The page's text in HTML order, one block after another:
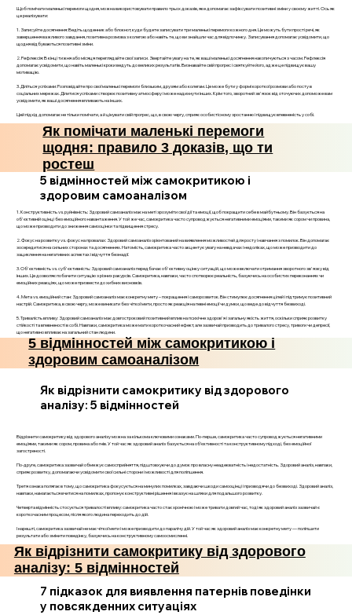
Щоб помічати маленькі перемоги щодня, можна використовувати правило трьох доказів, яке допомагає зафіксувати позитивні зміни у своєму житті. Ось як
це реалізувати:
1. Записуйте досягнення: Ведіть щоденник або блокнот, куди будете записувати три маленькі перемоги кожного дня. Це можуть бути прості речі, як
завершення важливого завдання, позитивна розмова з колегою або навіть те, що ви знайшли час для відпочинку. Записування допомагає усвідомити, що
щодня відбуваються позитивні зміни.
2. Рефлексія: В кінці тижня або місяця переглядайте свої записи. Звертайте увагу на те, як ваші маленькі досягнення накопичуються з часом. Рефлексія
допомагає усвідомити, що навіть маленькі кроки ведуть до великих результатів. Визнавайте свій прогрес і святкуйте його, адже це підвищує вашу
мотивацію.
3. Діліться успіхами: Розповідайте про свої маленькі перемоги близьким, друзям або колегам. Це може бути у формі короткої розмови або посту в
соціальних мережах. Ділитися успіхами створює позитивну атмосферу і може надихнути інших. Крім того, зворотний зв'язок від оточуючих допоможе вам
усвідомити, як ваші досягнення впливають на інших.
Цей підхід допомагає не тільки помічати, а й цінувати свій прогрес, що, в свою чергу, сприяє особистісному зростанню і підвищує впевненість у собі.
Як помічати маленькі перемоги
щодня: правило 3 доказів, що ти
ростеш
5 відмінностей між самокритикою і
здоровим самоаналізом
1. Конструктивність vs. руйнівність: Здоровий самоаналіз має на меті зрозуміти свої дії та емоції, щоб покращити себе в майбутньому. Він базується на
об'єктивній оцінці без емоційного навантаження. У той же час, самокритика часто супроводжується негативними емоціями, такими як сором чи провина,
що може призводити до зниження самооцінки та підвищення стресу.
2. Фокус на розвитку vs. фокус на провалах: Здоровий самоаналіз орієнтований на виявлення можливостей для росту і навчання з помилок. Він допомагає
зосередитися на сильних сторонах та досягненнях. Натомість, самокритика часто акцентує увагу на невдачах і недоліках, що може призводити до
зациклення на негативних аспектах і відчуття безнадії.
3. Об'єктивність vs. суб'єктивність: Здоровий самоаналіз передбачає об'єктивну оцінку ситуацій, що може включати отримання зворотного зв'язку від
інших. Це дозволяє побачити ситуацію з різних ракурсів. Самокритика, навпаки, часто спотворює реальність, базуючись на особистих переконаннях чи
емоційних реакціях, що може призвести до хибних висновків.
4. Мета vs. емоційний стан: Здоровий самоаналіз має конкретну мету – покращення і саморозвиток. Він стимулює досягнення цілей і підтримує позитивний
настрій. Самокритика, в свою чергу, може виникати без чіткої мети, просто як реакція на певні емоції чи думки, що веде до відчуття безвиході.
5. Тривалість впливу: Здоровий самоаналіз має довгостроковий позитивний вплив на психічне здоров'я і загальну якість життя, оскільки сприяє розвитку
стійкості та впевненості в собі. Навпаки, самокритика може мати короткочасний ефект, але зазвичай призводить до тривалого стресу, тривоги чи депресії,
що негативно впливає на загальний стан людини.
5 відмінностей між самокритикою і
здоровим самоаналізом
Як відрізнити самокритику від здорового
аналізу: 5 відмінностей
Відрізнити самокритику від здорового аналізу можна за кількома ключовими ознаками. По-перше, самокритика часто супроводжується негативними
емоціями, такими як сором, провина або гнів. У той час як здоровий аналіз базується на об’єктивності та конструктивному підході, без емоційної
загостреності.
По-друге, самокритика зазвичай обмежує самосприйняття, підштовхуючи до думок про власну неадекватність і недостатність. Здоровий аналіз, навпаки,
сприяє розвитку, допомагаючи усвідомити свої сильні сторони і можливості для поліпшення.
Третя ознака полягає в тому, що самокритика фокусується на минулих помилках, завдаючи шкоди самооцінці і призводячи до безвиході. Здоровий аналіз,
навпаки, намагається вчитися на помилках, пропонує конструктивні рішення і вказує на шляхи для подальшого розвитку.
Четверта відмінність стосується тривалості впливу: самокритика часто стає хронічною і може тривати довгий час, тоді як здоровий аналіз зазвичай є
короткочасним процесом, після якого людина переходить до дій.
І нарешті, самокритика зазвичай не має чіткої мети і може призводити до паралічу дій. У той час як здоровий аналіз має конкретну мету — поліпшити
результати або змінити поведінку, базуючись на конструктивному самоосмисленні.
Як відрізнити самокритику від здорового
аналізу: 5 відмінностей
7 підказок для виявлення патернів поведінки
у повсякденних ситуаціях